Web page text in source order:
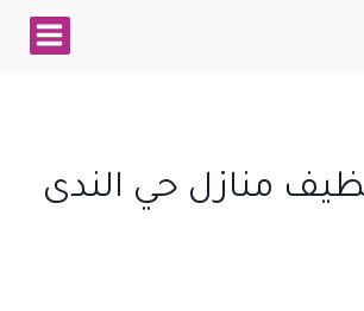
منازل حي الندى